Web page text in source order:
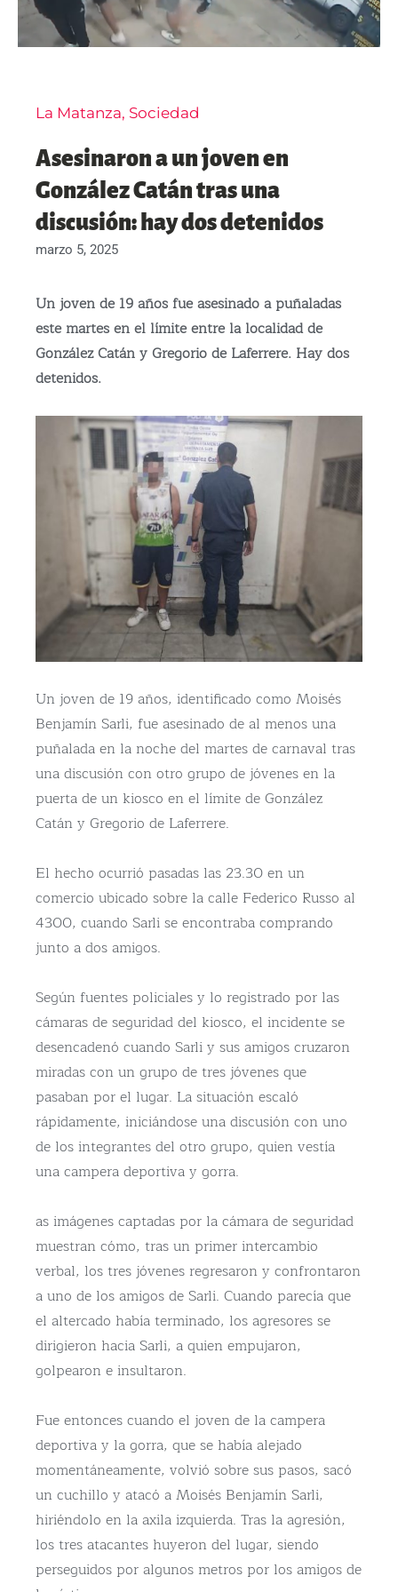
La Matanza, Sociedad
Asesinaron a un joven en
González Catán tras una
discusión: hay dos detenidos
marzo 5, 2025
Un joven de 19 años fue asesinado a puñaladas
este martes en el límite entre la localidad de
González Catán y Gregorio de Laferrere. Hay dos
detenidos.
Un joven de 19 años, identificado como Moisés
Benjamín Sarli, fue asesinado de al menos una
puñalada en la noche del martes de carnaval tras
una discusión con otro grupo de jóvenes en la
puerta de un kiosco en el límite de González
Catán y Gregorio de Laferrere.
El hecho ocurrió pasadas las 23.30 en un
comercio ubicado sobre la calle Federico Russo al
4300, cuando Sarli se encontraba comprando
junto a dos amigos.
Según fuentes policiales y lo registrado por las
cámaras de seguridad del kiosco, el incidente se
desencadenó cuando Sarli y sus amigos cruzaron
miradas con un grupo de tres jóvenes que
pasaban por el lugar. La situación escaló
rápidamente, iniciándose una discusión con uno
de los integrantes del otro grupo, quien vestía
una campera deportiva y gorra.
as imágenes captadas por la cámara de seguridad
muestran cómo, tras un primer intercambio
verbal, los tres jóvenes regresaron y confrontaron
a uno de los amigos de Sarli. Cuando parecía que
el altercado había terminado, los agresores se
dirigieron hacia Sarli, a quien empujaron,
golpearon e insultaron.
Fue entonces cuando el joven de la campera
deportiva y la gorra, que se había alejado
momentáneamente, volvió sobre sus pasos, sacó
un cuchillo y atacó a Moisés Benjamín Sarli,
hiriéndolo en la axila izquierda. Tras la agresión,
los tres atacantes huyeron del lugar, siendo
perseguidos por algunos metros por los amigos de